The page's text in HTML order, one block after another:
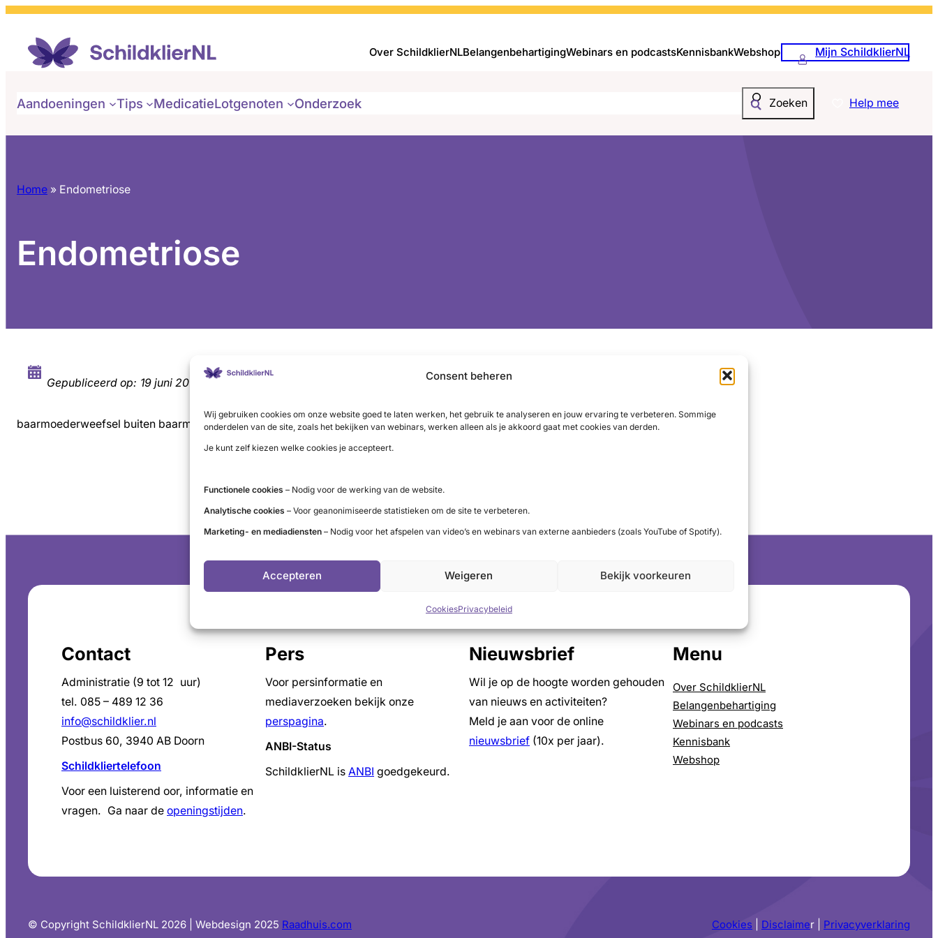
Consent beheren
Wij gebruiken cookies om onze website goed te laten werken, het gebruik te analyseren en jouw ervaring te verbeteren. Sommige
onderdelen van de site, zoals het bekijken van webinars, werken alleen als je akkoord gaat met cookies van derden.
Je kunt zelf kiezen welke cookies je accepteert.
Functionele cookies – Nodig voor de werking van de website.
Analytische cookies – Voor geanonimiseerde statistieken om de site te verbeteren.
Marketing- en mediadiensten – Nodig voor het afspelen van video’s en webinars van externe aanbieders (zoals YouTube of Spotify).
Accepteren Weigeren Bekijk voorkeuren
CookiesPrivacybeleid
Over SchildklierNLBelangenbehartigingWebinars en podcastsKennisbankWebshop Mijn SchildklierNL
Aandoeningen Tips MedicatieLotgenoten Onderzoek
Zoeken
Help mee
Home » Endometriose
Endometriose
Gepubliceerd op: 19 juni 2019
baarmoederweefsel buiten baarmoeder
LinkedIn
X YouTube
Instagram
Facebook
Contact
Administratie (9 tot 12 uur)
tel. 085 – 489 12 36
info@schildklier.nl
Postbus 60, 3940 AB Doorn
Schildkliertelefoon
Voor een luisterend oor, informatie en
vragen. Ga naar de openingstijden.
Pers
Voor persinformatie en
mediaverzoeken bekijk onze
perspagina.
ANBI-Status
SchildklierNL is ANBI goedgekeurd.
Nieuwsbrief
Wil je op de hoogte worden gehouden
van nieuws en activiteiten?
Meld je aan voor de online
nieuwsbrief (10x per jaar).
Menu
Over SchildklierNL
Belangenbehartiging
Webinars en podcasts
Kennisbank
Webshop
© Copyright SchildklierNL 2026 | Webdesign 2025 Raadhuis.com Cookies Disclaimer | Privacyverklaring